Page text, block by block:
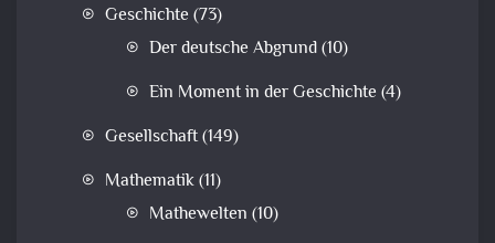
Geschichte (73)
Der deutsche Abgrund(10)
Ein Moment in der Geschichte (4)
Gesellschaft(149)
Mathematik(11)
Mathewelten (10)